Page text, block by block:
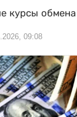
курсы
09:08